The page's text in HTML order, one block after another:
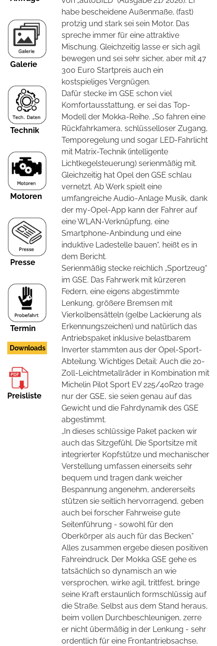
Galerie
Technik
Motoren
Presse
Termin
Downloads
Preisliste
habe bescheidene Außenmaße, (fast)
protzig und stark sei sein Motor. Das
spreche immer für eine attraktive
Mischung. Gleichzeitig lasse er sich agil
bewegen und sei sehr sicher, aber mit 47
300 Euro Startpreis auch ein
kostspieliges Vergnügen.
Dafür stecke im GSE schon viel
Komfortausstattung, er sei das Top-
Modell der Mokka-Reihe. „So fahren eine
Rückfahrkamera, schlüsselloser Zugang,
Temporegelung und sogar LED-Fahrlicht
mit Matrix-Technik (intelligente
Lichtkegelsteuerung) serienmäßig mit.
Gleichzeitig hat Opel den GSE schlau
vernetzt. Ab Werk spielt eine
umfangreiche Audio-Anlage Musik, dank
der my-Opel-App kann der Fahrer auf
eine WLAN-Verknüpfung, eine
Smartphone-Anbindung und eine
induktive Ladestelle bauen“, heißt es in
dem Bericht.
Serienmäßig stecke reichlich „Sportzeug“
im GSE. Das Fahrwerk mit kürzeren
Federn, eine eigens abgestimmte
Lenkung, größere Bremsen mit
Vierkolbensätteln (gelbe Lackierung als
Erkennungszeichen) und natürlich das
Antriebspaket inklusive belastbarem
Inverter stammten aus der Opel-Sport-
Abteilung. Wichtiges Detail: Auch die 20-
Zoll-Leichtmetallräder in Kombination mit
Michelin Pilot Sport EV 225/40R20 trage
nur der GSE, sie seien genau auf das
Gewicht und die Fahrdynamik des GSE
abgestimmt.
„In dieses schlüssige Paket packen wir
auch das Sitzgefühl. Die Sportsitze mit
integrierter Kopfstütze und mechanischer
Verstellung umfassen einerseits sehr
bequem und tragen dank weicher
Bespannung angenehm, andererseits
stützen sie seitlich hervorragend, geben
auch bei forscher Fahrweise gute
Seitenführung - sowohl für den
Oberkörper als auch für das Becken.“
Alles zusammen ergebe diesen positiven
Fahreindruck. Der Mokka GSE gehe es
tatsächlich so dynamisch an wie
versprochen, wirke agil, trittfest, bringe
seine Kraft erstaunlich formschlüssig auf
die Straße. Selbst aus dem Stand heraus,
beim vollen Durchbeschleunigen, zerre
er nicht übermäßig in der Lenkung - sehr
ordentlich für eine Frontantriebsachse,